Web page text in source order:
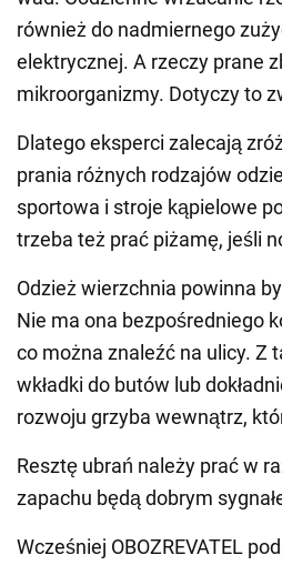
również do nadmiernego
elektrycznej. A rzeczy prane
mikroorganizmy. Dotyczy to
Dlatego eksperci zalecają
prania różnych rodzajów
sportowa i stroje kąpielowe
trzeba też prać piżamę, jeśli
Odzież wierzchnia powinna
Nie ma ona bezpośredniego
co można znaleźć na ulicy. Z
wkładki do butów lub
rozwoju grzyba wewnątrz,
Resztę ubrań należy prać w
zapachu będą dobrym
Wcześniej OBOZREVATEL